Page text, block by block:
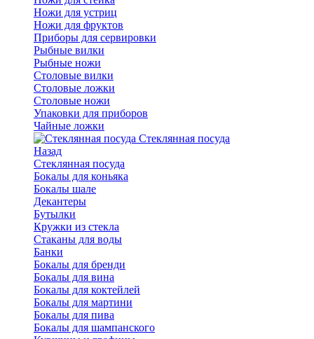
Ножи для устриц
Ножи для фруктов
Приборы для сервировки
Рыбные вилки
Рыбные ножи
Столовые вилки
Столовые ложки
Столовые ножи
Упаковки для приборов
Чайные ложки
Стеклянная посуда
Назад
Стеклянная посуда
Бокалы для коньяка
Бокалы шале
Декантеры
Бутылки
Кружки из стекла
Стаканы для воды
Банки
Бокалы для бренди
Бокалы для вина
Бокалы для коктейлей
Бокалы для мартини
Бокалы для пива
Бокалы для шампанского